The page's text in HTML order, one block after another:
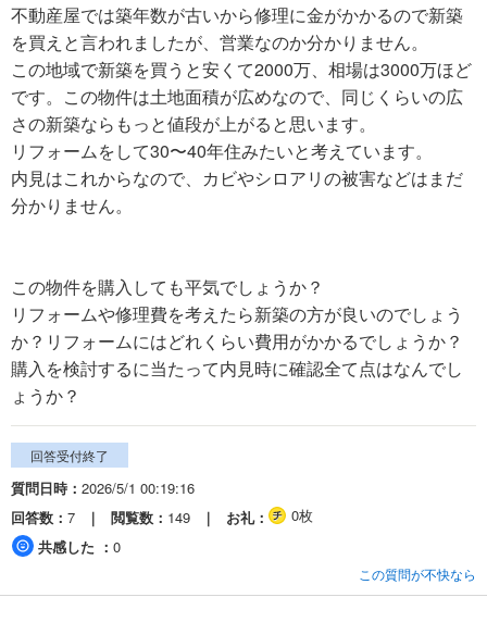
不動産屋では築年数が古いから修理に金がかかるので新築
を買えと言われましたが、営業なのか分かりません。
この地域で新築を買うと安くて2000万、相場は3000万ほど
です。この物件は土地面積が広めなので、同じくらいの広
さの新築ならもっと値段が上がると思います。
リフォームをして30〜40年住みたいと考えています。
内見はこれからなので、カビやシロアリの被害などはまだ
分かりません。
この物件を購入しても平気でしょうか？
リフォームや修理費を考えたら新築の方が良いのでしょう
か？リフォームにはどれくらい費用がかかるでしょうか？
購入を検討するに当たって内見時に確認全て点はなんでし
ょうか？
回答受付終了
質問日時
2026/5/1 00:19:16
回答数
7 閲覧数 149 お礼
0枚
共感した
0
この質問が不快なら